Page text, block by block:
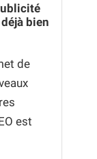
bien
de
est